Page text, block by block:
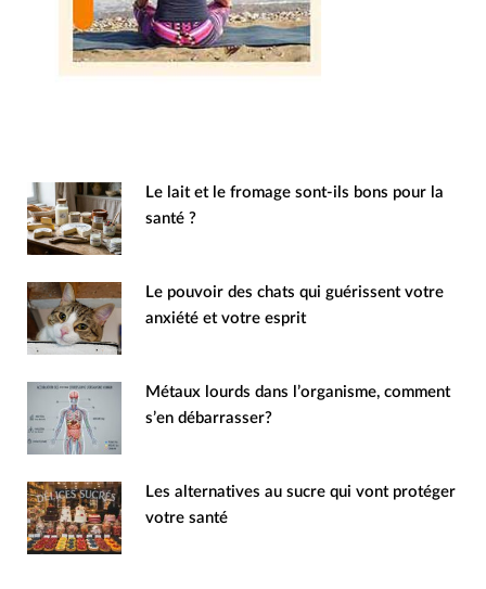
Le lait et le fromage sont-ils bons pour la
santé ?
Le pouvoir des chats qui guérissent votre
anxiété et votre esprit
Métaux lourds dans l’organisme, comment
s’en débarrasser?
Les alternatives au sucre qui vont protéger
votre santé